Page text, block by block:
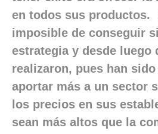
en todos sus productos.
imposible de conseguir
estrategia y desde luego
realizaron, pues han
aportar más a un sector
los precios en sus
sean más altos que la